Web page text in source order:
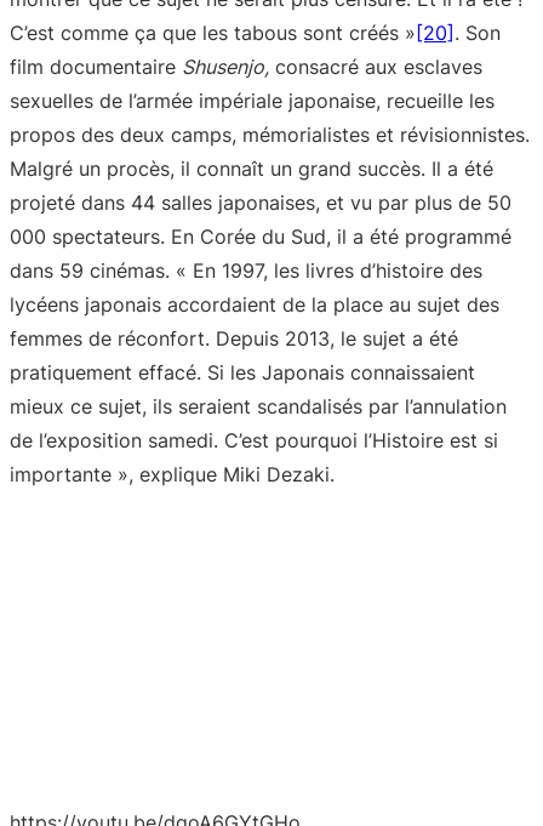
C’est comme ça que les tabous sont créés »[20]. Son
film documentaire Shusenjo, consacré aux esclaves
sexuelles de l’armée impériale japonaise, recueille les
propos des deux camps, mémorialistes et révisionnistes.
Malgré un procès, il connaît un grand succès. Il a été
projeté dans 44 salles japonaises, et vu par plus de 50
000 spectateurs. En Corée du Sud, il a été programmé
dans 59 cinémas. « En 1997, les livres d’histoire des
lycéens japonais accordaient de la place au sujet des
femmes de réconfort. Depuis 2013, le sujet a été
pratiquement effacé. Si les Japonais connaissaient
mieux ce sujet, ils seraient scandalisés par l’annulation
de l’exposition samedi. C’est pourquoi l’Histoire est si
importante », explique Miki Dezaki.